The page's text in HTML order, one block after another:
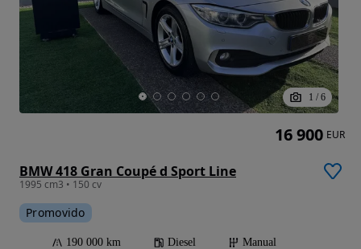
1 / 6
BMW 418 Gran Coupé d Sport Line
1995 cm3 • 150 cv
Promovido
190 000 km Diesel
Manual
16 900 EUR